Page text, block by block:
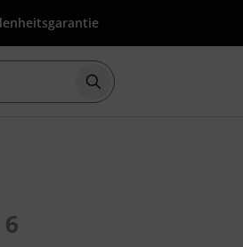
Suche mit Suchwort
6